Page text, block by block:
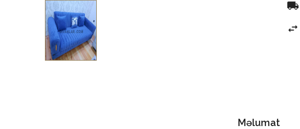
Məlumat